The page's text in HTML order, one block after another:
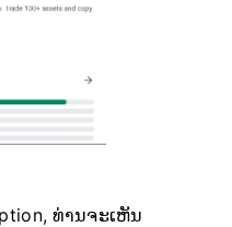
ທ່ານຈະເຫັນ